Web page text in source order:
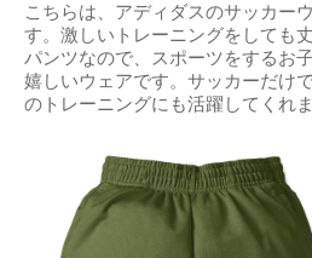
こちらは、アディダスのサッカー
す。激しいトレーニングをしても
パンツなので、スポーツをするお
嬉しいウェアです。サッカーだけ
のトレーニングにも活躍してくれま